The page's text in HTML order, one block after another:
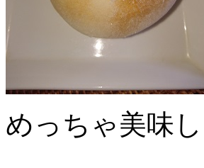
めっちゃ美味